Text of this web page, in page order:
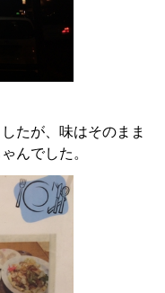
たが、味はそのまま
んでした。